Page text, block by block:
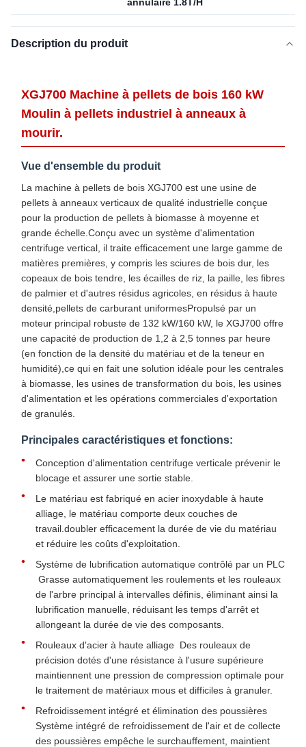
Description du produit
XGJ700 Machine à pellets de bois 160 kW
Moulin à pellets industriel à anneaux à
mourir.
Vue d'ensemble du produit
La machine à pellets de bois XGJ700 est une usine de
pellets à anneaux verticaux de qualité industrielle conçue
pour la production de pellets à biomasse à moyenne et
grande échelle.Conçu avec un système d'alimentation
centrifuge vertical, il traite efficacement une large gamme de
matières premières, y compris les sciures de bois dur, les
copeaux de bois tendre, les écailles de riz, la paille, les fibres
de palmier et d'autres résidus agricoles, en résidus à haute
densité,pellets de carburant uniformesPropulsé par un
moteur principal robuste de 132 kW/160 kW, le XGJ700 offre
une capacité de production de 1,2 à 2,5 tonnes par heure
(en fonction de la densité du matériau et de la teneur en
humidité),ce qui en fait une solution idéale pour les centrales
à biomasse, les usines de transformation du bois, les usines
d'alimentation et les opérations commerciales d'exportation
de granulés.
Principales caractéristiques et fonctions:
Conception d'alimentation centrifuge verticale prévenir le
blocage et assurer une sortie stable.
Le matériau est fabriqué en acier inoxydable à haute
alliage, le matériau comporte deux couches de
travail.doubler efficacement la durée de vie du matériau
et réduire les coûts d'exploitation.
Système de lubrification automatique contrôlé par un PLC
️ Grasse automatiquement les roulements et les rouleaux
de l'arbre principal à intervalles définis, éliminant ainsi la
lubrification manuelle, réduisant les temps d'arrêt et
allongeant la durée de vie des composants.
Rouleaux d'acier à haute alliage ️ Des rouleaux de
précision dotés d'une résistance à l'usure supérieure
maintiennent une pression de compression optimale pour
le traitement de matériaux mous et difficiles à granuler.
Refroidissement intégré et élimination des poussières
Système intégré de refroidissement de l'air et de collecte
des poussières empêche le surchauffement, maintient